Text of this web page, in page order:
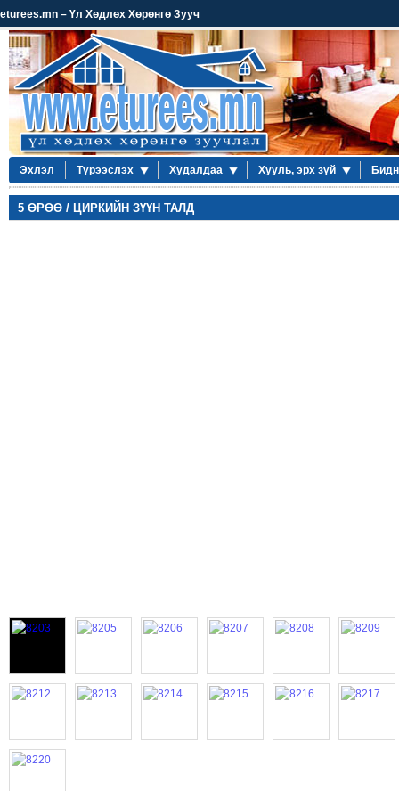
eturees.mn – Үл Хөдлөх Хөрөнгө Зууч
Эхлэл Түрээслэх Худалдаа Хууль, эрх зүй
5 ӨРӨӨ / ЦИРКИЙН ЗҮҮН ТАЛД